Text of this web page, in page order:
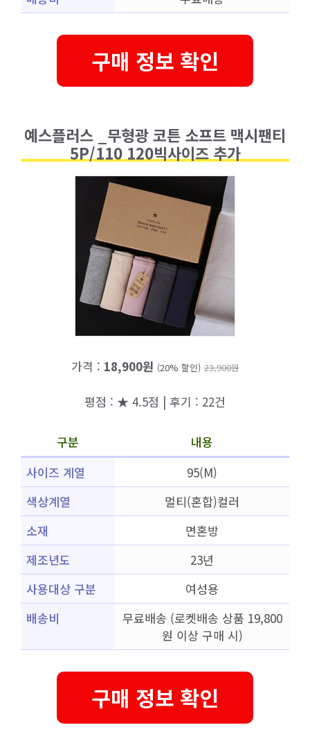
구매 정보 확인
예스플러스 _무형광 코튼 소프트 맥시팬티
5P/110 120빅사이즈 추가
가격 : 18,900원 (20% 할인) 23,900원
평점 : ★ 4.5점 | 후기 : 22건
구분
내용
사이즈 계열
95(M)
색상계열
멀티(혼합)컬러
소재
면혼방
제조년도
23년
사용대상 구분
여성용
배송비
무료배송 (로켓배송 상품 19,800
원 이상 구매 시)
구매 정보 확인